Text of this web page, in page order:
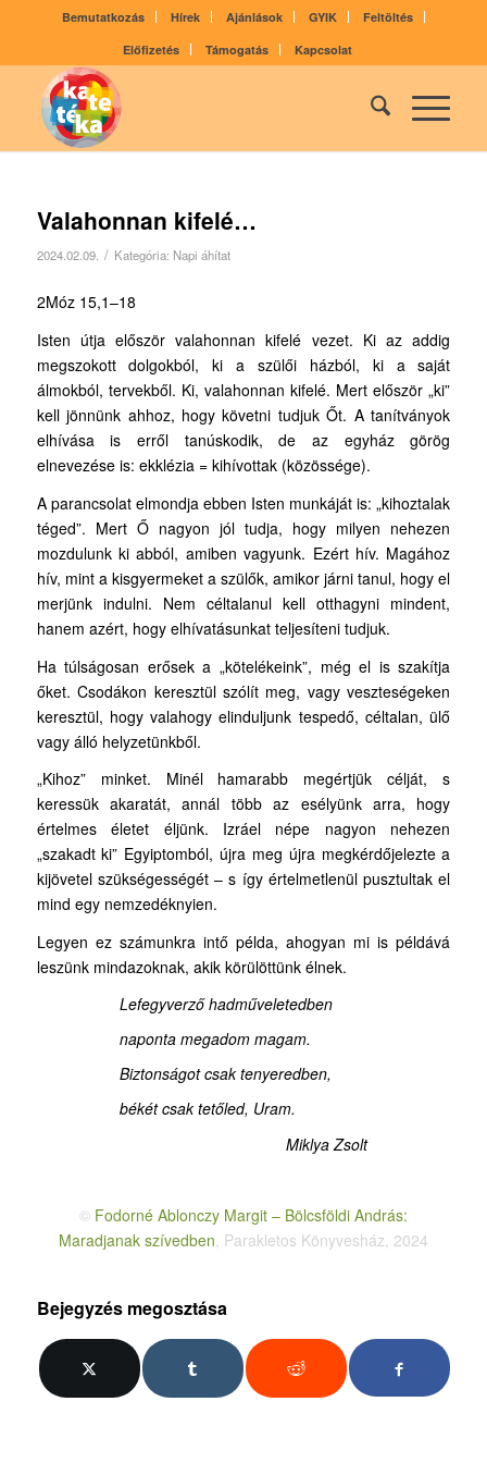
Bemutatkozás Hírek Ajánlások GYIK
Feltöltés
Előfizetés
Támogatás Kapcsolat
Valahonnan kifelé…
2024.02.09. / Kategória: Napi áhítat
2Móz 15,1–18
Isten útja először valahonnan kifelé vezet. Ki az addig
megszokott dolgokból, ki a szülői házból, ki a saját
álmokból, tervekből. Ki, valahonnan kifelé. Mert először „ki”
kell jönnünk ahhoz, hogy követni tudjuk Őt. A tanítványok
elhívása is erről tanúskodik, de az egyház görög
elnevezése is: ekklézia = kihívottak (közössége).
A parancsolat elmondja ebben Isten munkáját is: „kihoztalak
téged”. Mert Ő nagyon jól tudja, hogy milyen nehezen
mozdulunk ki abból, amiben vagyunk. Ezért hív. Magához
hív, mint a kisgyermeket a szülők, amikor járni tanul, hogy el
merjünk indulni. Nem céltalanul kell otthagyni mindent,
hanem azért, hogy elhívatásunkat teljesíteni tudjuk.
Ha túlságosan erősek a „kötelékeink”, még el is szakítja
őket. Csodákon keresztül szólít meg, vagy veszteségeken
keresztül, hogy valahogy elinduljunk tespedő, céltalan, ülő
vagy álló helyzetünkből.
„Kihoz” minket. Minél hamarabb megértjük célját, s
keressük akaratát, annál több az esélyünk arra, hogy
értelmes életet éljünk. Izráel népe nagyon nehezen
„szakadt ki” Egyiptomból, újra meg újra megkérdőjelezte a
kijövetel szükségességét – s így értelmetlenül pusztultak el
mind egy nemzedéknyien.
Legyen ez számunkra intő példa, ahogyan mi is példává
leszünk mindazoknak, akik körülöttünk élnek.
Lefegyverző hadműveletedben
naponta megadom magam.
Biztonságot csak tenyeredben,
békét csak tetőled, Uram.
Miklya Zsolt
© Fodorné Ablonczy Margit – Bölcsföldi András:
Maradjanak szívedben , Parakletos Könyvesház, 2024
Bejegyzés megosztása